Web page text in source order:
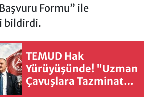
Formu” ile
bildirdi.
TEMUD Hak
Yürüyüşünde! "Uzman
Çavuşlara Tazminat
Sözü Tutulmadı"